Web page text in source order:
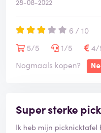
28-08-2022
6 / 10
5/5
1/5 4/
Nogmaals kopen?
Super sterke
Ik heb mijn picknicktafel